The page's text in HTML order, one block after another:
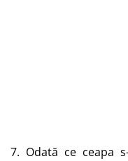
7. Odată ce ceapa